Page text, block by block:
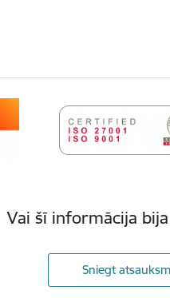
Vai šī informācija
Sniegt